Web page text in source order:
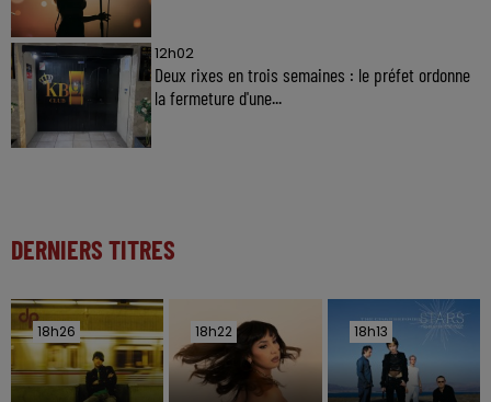
12h02
Deux rixes en trois semaines : le préfet ordonne
la fermeture d'une...
DERNIERS TITRES
18h26
18h26 18h22
18h22 18h13
18h13